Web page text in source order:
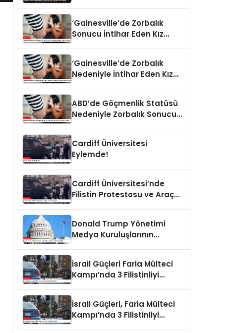
‘Gainesville’de Zorbalık
Sonucu İntihar Eden Kız
‘Gainesville’de Zorbalık
Nedeniyle İntihar Eden Kız
ABD’de Göçmenlik Statüsü
Nedeniyle Zorbalık Sonucu
Cardiff Üniversitesi
Eylemde!
Cardiff Üniversitesi’nde
Filistin Protestosu ve Araç
Donald Trump Yönetimi
Medya Kuruluşlarının
İsrail Güçleri Faria Mülteci
Kampı’nda 3 Filistinliyi
İsrail Güçleri, Faria Mülteci
Kampı’nda 3 Filistinliyi